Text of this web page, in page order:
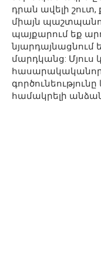
դրան ավելի շուտ,
միայն
պայքարում եք
մարդկանց: Մյուս
համակրելի